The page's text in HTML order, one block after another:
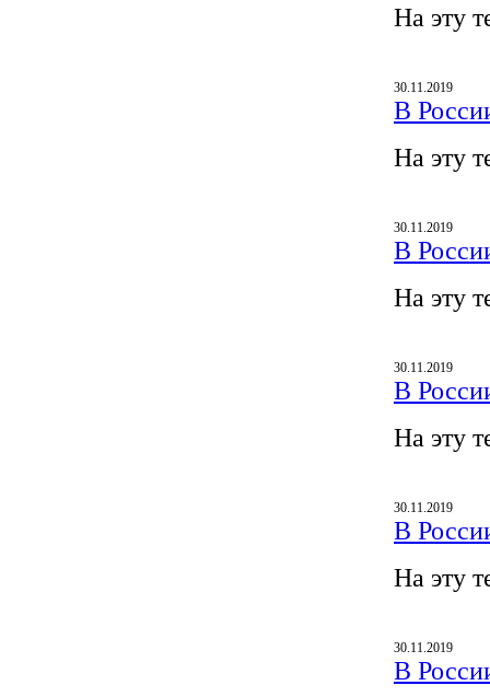
На эту
30.11.2019
В
На эту
30.11.2019
В
На эту
30.11.2019
В
На эту
30.11.2019
В
На эту
30.11.2019
В